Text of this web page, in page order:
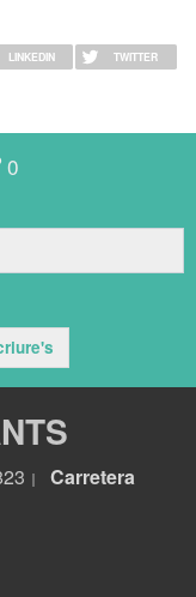
LINKEDIN TWITTER
0
Carretera